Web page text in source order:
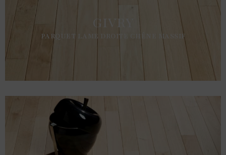
GIVRY
PARQUET LAME DROITE CHÊNE MASSIF